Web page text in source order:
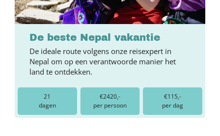
De beste Nepal vakantie
De ideale route volgens onze reisexpert in
Nepal om op een verantwoorde manier het
land te ontdekken.
21
dagen
€2420,-
per persoon
€115,-
per dag